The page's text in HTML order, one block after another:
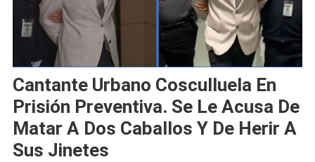
Cantante Urbano Cosculluela En
Prisión Preventiva. Se Le Acusa De
Matar A Dos Caballos Y De Herir A
Sus Jinetes